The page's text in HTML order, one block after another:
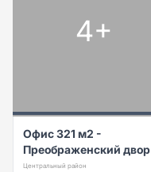
4+
Офис 321 м2 -
Преображенский двор
Центральный район